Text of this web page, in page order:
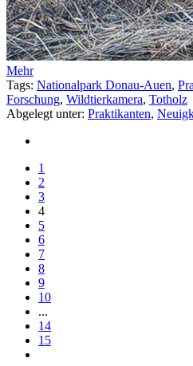
Mehr
Tags: Nationalpark Donau-Auen,
Forschung, Wildtierkamera, Totholz
Abgelegt unter: Praktikanten,
1
2
3
4
5
6
7
8
9
10
...
14
15